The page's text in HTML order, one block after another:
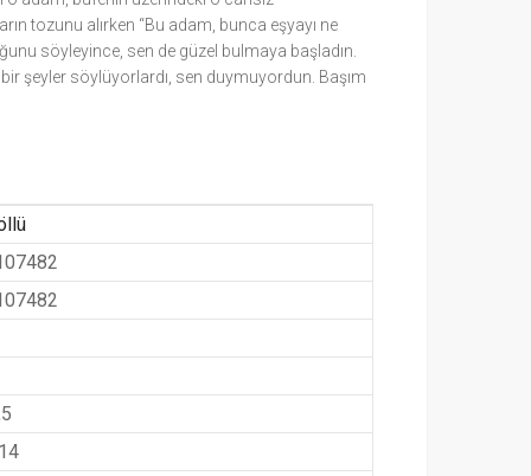
tozunu alırken “Bu adam, bunca eşyayı ne
söyleyince, sen de güzel bulmaya başladın.
şeyler söylüyorlardı, sen duymuyordun. Başım